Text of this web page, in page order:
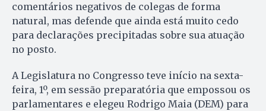
comentários negativos de colegas de forma
natural, mas defende que ainda está muito cedo
para declarações precipitadas sobre sua atuação
no posto.
A Legislatura no Congresso teve início na sexta-
feira, 1º, em sessão preparatória que empossou os
parlamentares e elegeu Rodrigo Maia (DEM) para